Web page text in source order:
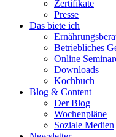
Zertifikate
Presse
Das biete ich
Betriebliches
Online
Downloads
Kochbuch
Blog & Content
Der Blog
Wochenpläne
Soziale Medien